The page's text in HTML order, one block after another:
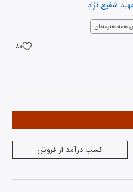
شفیع نژاد
همه هنرمندان
۸۰
کسب درآمد از فروش